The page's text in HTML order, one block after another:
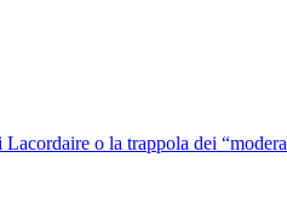
o la trappola dei